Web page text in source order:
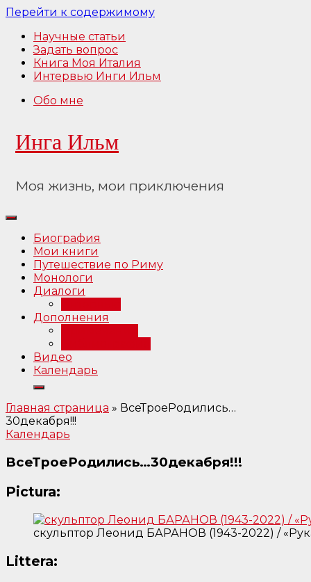
Перейти к содержимому
Научные статьи
Задать вопрос
Книга Моя Италия
Интервью Инги Ильм
Обо мне
Инга Ильм
Моя жизнь, мои приключения
Биография
Мои книги
Путешествие по Риму
Монологи
Диалоги
Дополнения
Видео
Календарь
Главная страница » ВсеТроеРодились…
30декабря!!!
Календарь
ВсеТроеРодились…30декабря!!!
Pictura:
скульптор Леонид БАРАНОВ (1943-2022) /
Littera: